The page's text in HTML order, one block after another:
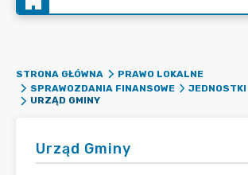
STRONA GŁÓWNA
PRAWO LOKALNE
SPRAWOZDANIA FINANSOWE
JEDNOSTKI
URZĄD GMINY
Urząd Gminy